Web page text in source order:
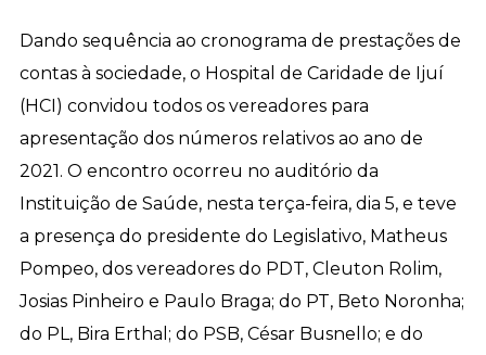
Dando sequência ao cronograma de prestações de
contas à sociedade, o Hospital de Caridade de Ijuí
(HCI) convidou todos os vereadores para
apresentação dos números relativos ao ano de
2021. O encontro ocorreu no auditório da
Instituição de Saúde, nesta terça-feira, dia 5, e teve
a presença do presidente do Legislativo, Matheus
Pompeo, dos vereadores do PDT, Cleuton Rolim,
Josias Pinheiro e Paulo Braga; do PT, Beto Noronha;
do PL, Bira Erthal; do PSB, César Busnello; e do